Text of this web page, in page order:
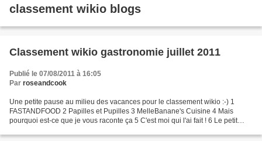
classement wikio blogs
Classement wikio gastronomie juillet 2011
Publié le 07/08/2011 à 16:05
Par roseandcook
Une petite pause au milieu des vacances pour le classement wikio :-) 1
FASTANDFOOD 2 Papilles et Pupilles 3 MelleBanane's Cuisine 4 Mais
pourquoi est-ce que je vous raconte ça 5 C'est moi qui l'ai fait ! 6 Le petit